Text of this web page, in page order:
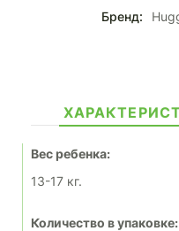
Бренд:
Вес ребенка:
13-17 кг.
Количество в упаковке: